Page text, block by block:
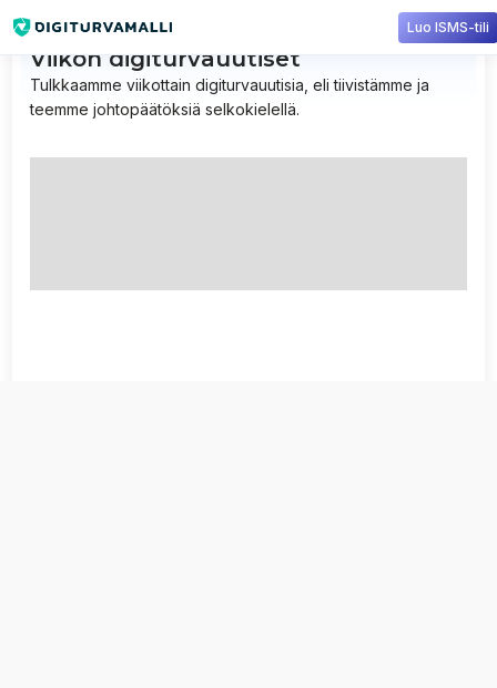
Viikon digiturvauutiset
Tulkkaamme viikottain digiturvauutisia, eli tiivistämme ja
teemme johtopäätöksiä selkokielellä.
Luo ISMS-tili